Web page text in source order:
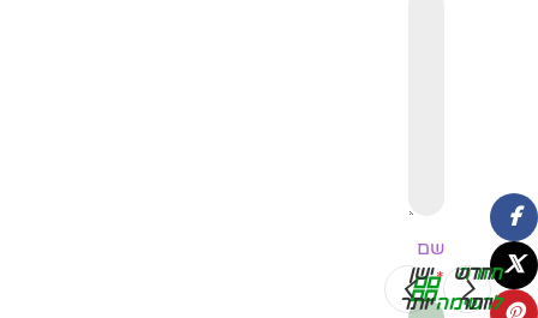
חדש
יותר
חזרה
לרשימה
ישן
יותר
שם
*